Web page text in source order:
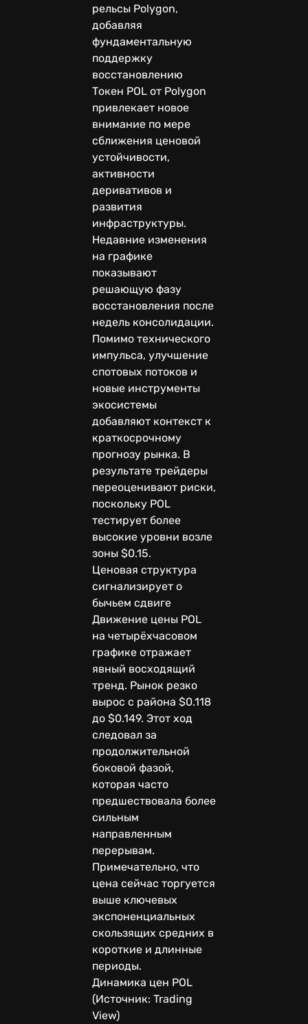
рельсы Polygon,
добавляя
фундаментальную
поддержку
восстановлению
Токен POL от Polygon
привлекает новое
внимание по мере
сближения ценовой
устойчивости,
активности
деривативов и
развития
инфраструктуры.
Недавние изменения
на графике
показывают
решающую фазу
восстановления после
недель консолидации.
Помимо технического
импульса, улучшение
спотовых потоков и
новые инструменты
экосистемы
добавляют контекст к
краткосрочному
прогнозу рынка. В
результате трейдеры
переоценивают риски,
поскольку POL
тестирует более
высокие уровни возле
зоны $0.15.
Ценовая структура
сигнализирует о
бычьем сдвиге
Движение цены POL
на четырёхчасовом
графике отражает
явный восходящий
тренд. Рынок резко
вырос с района $0.118
до $0.149. Этот ход
следовал за
продолжительной
боковой фазой,
которая часто
предшествовала более
сильным
направленным
перерывам.
Примечательно, что
цена сейчас торгуется
выше ключевых
экспоненциальных
скользящих средних в
короткие и длинные
периоды.
Динамика цен POL
(Источник: Trading
View)